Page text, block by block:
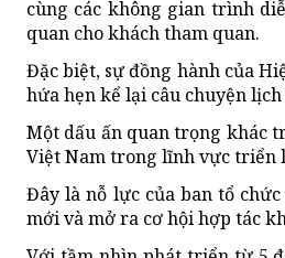
cùng các không gian trình
quan cho khách tham quan.
Đặc biệt, sự đồng hành của
hứa hẹn kể lại câu chuyện
Một dấu ấn quan trọng khác
Việt Nam trong lĩnh vực triển
Đây là nỗ lực của ban tổ
mới và mở ra cơ hội hợp tác